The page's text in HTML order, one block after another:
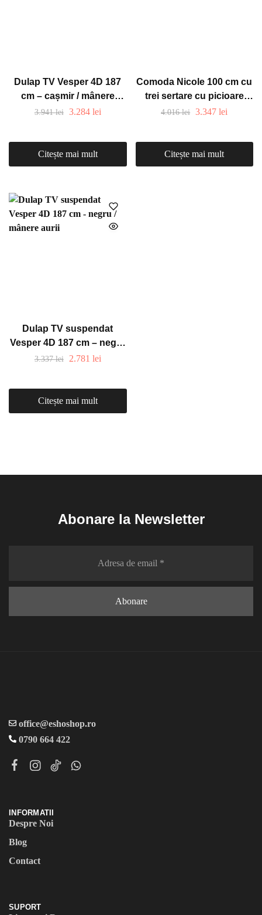
Dulap TV Vesper 4D 187
cm – cașmir / mânere
negre / picioare rotunde
3.941lei 3.284 lei
Citește mai mult
Comoda Nicole 100 cm cu
trei sertare cu picioare
metalice – cașmir /
4.016lei 3.347lei
Citește mai mult
Dulap TV suspendat
Vesper 4D 187 cm – negru
/ mânere aurii
3.337lei 2.781 lei
Citește mai mult
Abonare la Newsletter
office@eshoshop.ro
0790 664 422
INFORMATII
Despre Noi
Blog
Contact
SUPORT